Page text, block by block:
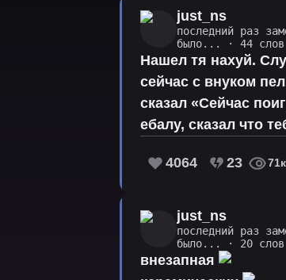
just_ns
последний раз
было...
· 44 слов
Нашел тя нахуй.
сейчас с внуком
сказал «Сейчас
ебалу, сказал что
4064 23 71к
just_ns
последний раз
было...
· 20 слов
внезапная